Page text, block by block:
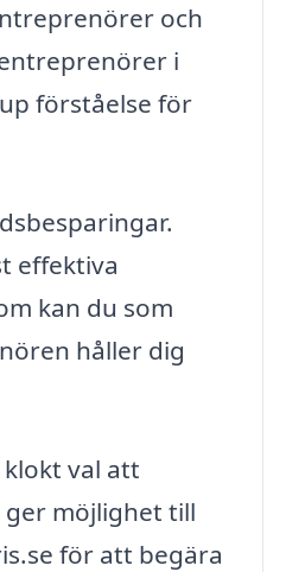
och
i
förståelse för
effektiva
kan du som
håller dig
val att
möjlighet till
för att begära